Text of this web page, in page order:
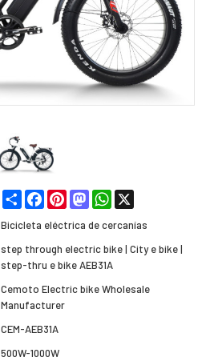
Share FacebookPinterestMastodonWhatsApp
Bicicleta eléctrica de cercanías
step through electric bike | City e bike |
step-thru e bike AEB31A
Cemoto Electric bike Wholesale
Manufacturer
CEM-AEB31A
500W-1000W